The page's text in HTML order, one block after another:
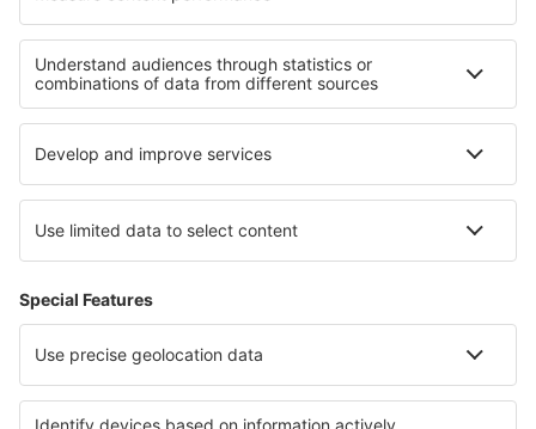
Cazare in Sarek National Park Cazare în Gotland
Cazare in Farnebofjarden National Park
Cazare in Tyresta National Park Cazare in East Puerto Rico
Cazare in Insulele Ciclade Cazare in Bohemian Forest